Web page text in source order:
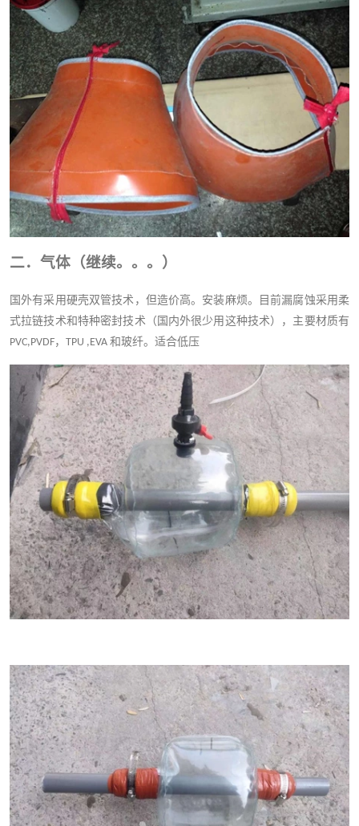
二．气体（继续。。。）
国外有采用硬壳双管技术，但造价高。安装麻烦。目前漏腐蚀采用柔
式拉链技术和特种密封技术（国内外很少用这种技术），主要材质有
PVC,PVDF， TPU ,EVA 和玻纤。适合低压